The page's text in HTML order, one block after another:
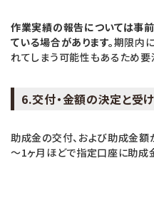
作業実績の報告については事
ている場合があります。期限内
れてしまう可能性もあるため要
6.交付・金額の決定と受
助成金の交付、および助成金
～1ヶ月ほどで指定口座に助成